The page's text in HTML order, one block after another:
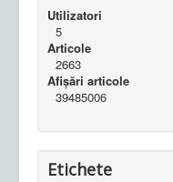
Utilizatori
5
Articole
2663
Afișări articole
39485006
Etichete